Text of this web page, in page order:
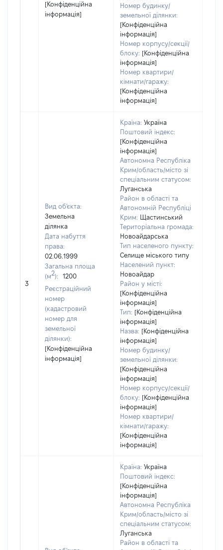
[Конфіденційна
інформація]
Номер будинку/
земельної ділянки:
[Конфіденційна
інформація]
Номер корпусу/секції/
блоку: [Конфіденційна
інформація]
Номер квартири/
кімнати/гаражу:
[Конфіденційна
інформація]
3
Вид об'єкта:
Земельна
ділянка
Дата набуття
права:
02.06.1999
Загальна площа
(м2):
1200
Реєстраційний
номер
(кадастровий
номер для
земельної
ділянки):
[Конфіденційна
інформація]
Країна: Україна
Поштовий індекс:
[Конфіденційна
інформація]
Автономна Республіка
Крим/область/місто зі
спеціальним статусом:
Луганська
Район в області та
Автономній Республіці
Крим:
Щастинський
Територіальна громада:
Новоайдарська
Тип населеного пункту:
Селище міського типу
Населений пункт:
Новоайдар
Район у місті:
[Конфіденційна
інформація]
Тип: [Конфіденційна
інформація]
Назва: [Конфіденційна
інформація]
Номер будинку/
земельної ділянки:
[Конфіденційна
інформація]
Номер корпусу/секції/
блоку: [Конфіденційна
інформація]
Номер квартири/
кімнати/гаражу:
[Конфіденційна
інформація]
Країна: Україна
Поштовий індекс:
[Конфіденційна
інформація]
Автономна Республіка
Крим/область/місто зі
спеціальним статусом:
Луганська
Район в області та